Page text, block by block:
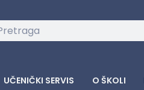
UČENIČKI SERVIS O ŠKOLI